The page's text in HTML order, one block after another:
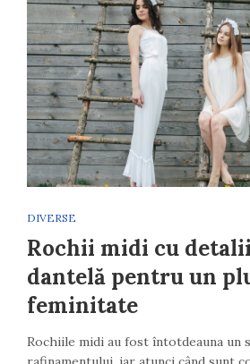
DIVERSE
Rochii midi cu
dantelă pentru un
feminitate
Rochiile midi au fost întotdeauna un